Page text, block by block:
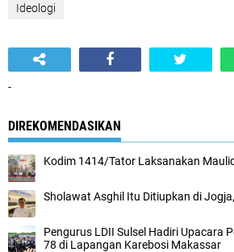
Ideologi
-
DIREKOMENDASIKAN
Kodim 1414/Tator Laksanakan
Sholawat Asghil Itu Ditiupkan di
Pengurus LDII Sulsel Hadiri Upacara
78 di Lapangan Karebosi Makassar